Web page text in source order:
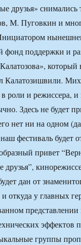
снимались
М. Пуговкин и
фонд поддержки и
который
в роли и режиссера,
Здесь не будет
нет ни на одном
фестиваль будет
привет
друзья”,
дан от
откуда у главных
эффектов
группы